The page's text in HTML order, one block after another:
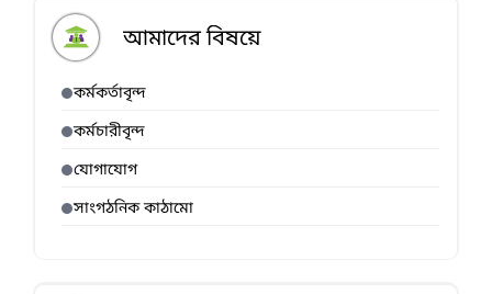
আমাদের বিষয়ে
কর্মকর্তাবৃন্দ
কর্মচারীবৃন্দ
যোগাযোগ
সাংগঠনিক কাঠামো